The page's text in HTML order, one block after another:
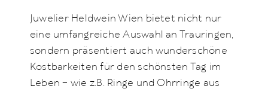
Juwelier Heldwein Wien bietet nicht nur
eine umfangreiche Auswahl an Trauringen,
sondern präsentiert auch wunderschöne
Kostbarkeiten für den schönsten Tag im
Leben – wie z.B. Ringe und Ohrringe aus